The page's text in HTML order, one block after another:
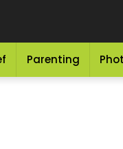
Parenting